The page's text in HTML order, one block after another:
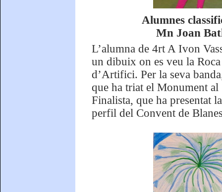
Alumnes
Mn Joan
L’alumna de 4rt A Ivon
un dibuix on es veu la
d’Artifici. Per la seva
que ha triat el Monument
Finalista, que ha presentat
perfil del Convent de